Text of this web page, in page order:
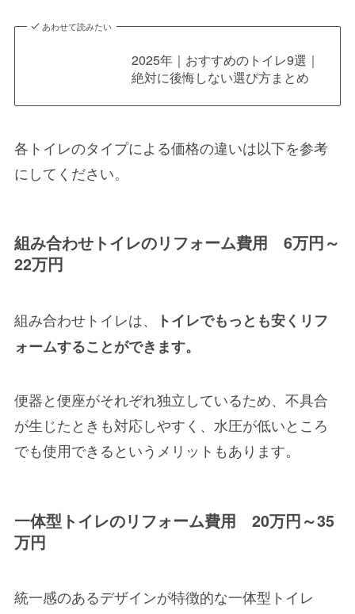
あわせて読みたい
2025年｜おすすめのトイレ9選｜
絶対に後悔しない選び方まとめ
各トイレのタイプによる価格の違いは以下を参考
にしてください。
組み合わせトイレのリフォーム費用 6万円～
22万円
組み合わせトイレは、
トイレでもっとも安くリフ
ォームすることができます。
便器と便座がそれぞれ独立しているため、不具合
が生じたときも対応しやすく、水圧が低いところ
でも使用できるというメリットもあります。
一体型トイレのリフォーム費用 20万円～35
万円
統一感のあるデザインが特徴的な一体型トイレ